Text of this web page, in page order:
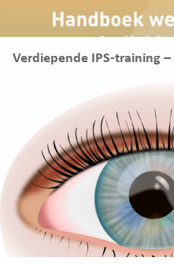
Verdiepende IPS-training